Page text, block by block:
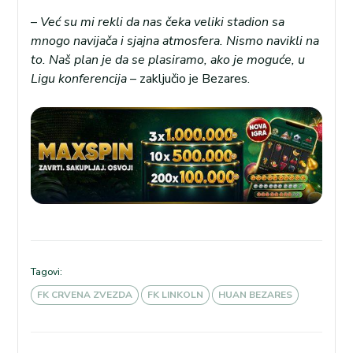
– Već su mi rekli da nas čeka veliki stadion sa
mnogo navijača i sjajna atmosfera. Nismo navikli na
to. Naš plan je da se plasiramo, ako je moguće, u
Ligu konferencija– zaključio je Bezares.
Tagovi:
FK CRVENA ZVEZDA
FK LINKOLN HUAN BEZARES